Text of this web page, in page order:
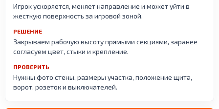
Игрок ускоряется, меняет направление и может уйти в
жесткую поверхность за игровой зоной.
РЕШЕНИЕ
Закрываем рабочую высоту прямыми секциями, заранее
согласуем цвет, стыки и крепление.
ПРОВЕРИТЬ
Нужны фото стены, размеры участка, положение щита,
ворот, розеток и выключателей.